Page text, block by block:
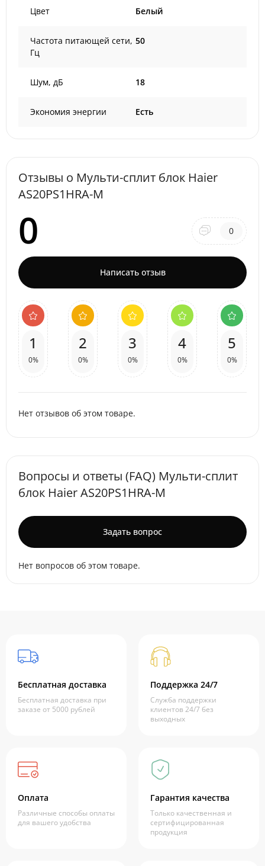
Цвет Белый
Частота питающей сети,
Гц
50
Шум, дБ 18
Экономия энергии Есть
Отзывы о Мульти-сплит блок Haier
AS20PS1HRA-M
0 0
Написать отзыв
1
0%
2
0%
3
0%
4
0%
5
0%
Нет отзывов об этом товаре.
Вопросы и ответы (FAQ) Мульти-сплит
блок Haier AS20PS1HRA-M
Задать вопрос
Нет вопросов об этом товаре.
Бесплатная доставка
Бесплатная доставка при
заказе от 5000 рублей
Поддержка 24/7
Служба поддержки
клиентов 24/7 без
выходных
Оплата
Различные способы оплаты
для вашего удобства
Гарантия качества
Только качественная и
сертифицированная
продукция